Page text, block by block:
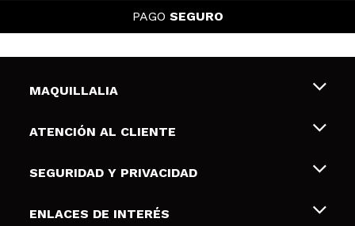
PAGO SEGURO
MAQUILLALIA
Sobre nosotros
Tarjetas de Regalo
ATENCIÓN AL CLIENTE
Envíos y devoluciones
Formas de pago
SEGURIDAD Y PRIVACIDAD
Terminos y condiciones de uso
ENLACES DE INTERÉS